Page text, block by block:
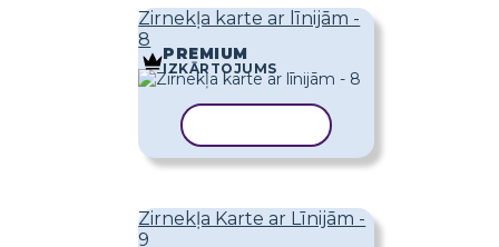
Zirnekļa karte ar līnijām -
8
PREMIUM
IZKĀRTOJUMS
Zirnekļa Karte ar Līnijām -
9